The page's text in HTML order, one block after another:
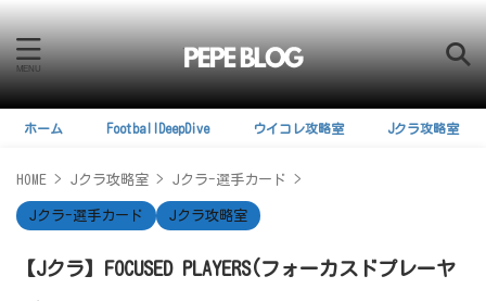
ホーム FootballDeepDive ウイコレ攻略室 Jクラ攻略室
HOME > Jクラ攻略室 > Jクラ-選手カード >
Jクラ-選手カード Jクラ攻略室
【Jクラ】FOCUSED PLAYERS(フォーカスドプレーヤ